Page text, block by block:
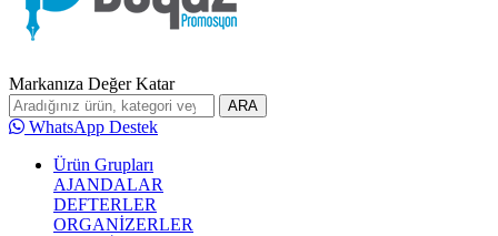
Markanıza Değer Katar
ARA
WhatsApp Destek
Ürün Grupları
AJANDALAR
DEFTERLER
ORGANİZERLER